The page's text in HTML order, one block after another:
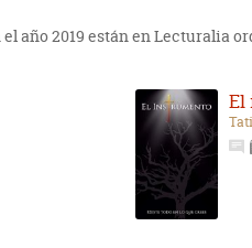
año 2019 están en Lecturalia
El